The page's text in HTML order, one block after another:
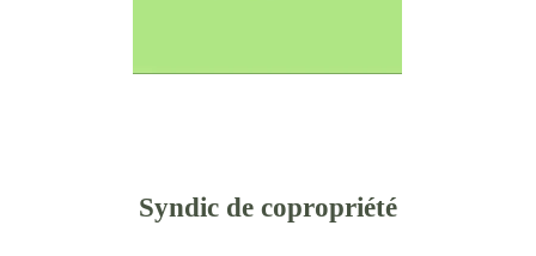
Syndic de copropriété